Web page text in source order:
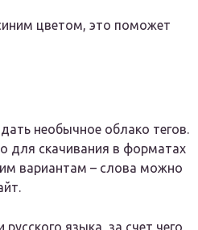
цветом, это поможет
необычное облако тегов.
для скачивания в форматах
вариантам – слова можно